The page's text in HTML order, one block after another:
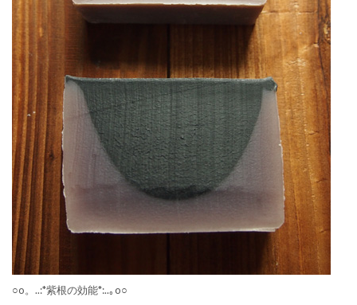
○o。..:*紫根の効能*:..｡o○